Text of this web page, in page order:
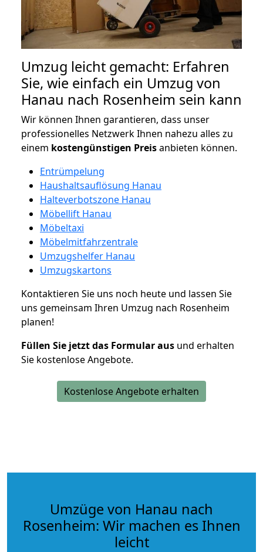
Umzug leicht gemacht: Erfahren
Sie, wie einfach ein Umzug von
Hanau nach Rosenheim sein kann
Wir können Ihnen garantieren, dass unser
professionelles Netzwerk Ihnen nahezu alles zu
einem kostengünstigen Preisanbieten können.
Entrümpelung
Haushaltsauflösung Hanau
Halteverbotszone Hanau
Möbellift Hanau
Möbeltaxi
Möbelmitfahrzentrale
Umzugshelfer Hanau
Umzugskartons
Kontaktieren Sie uns noch heute und lassen Sie
uns gemeinsam Ihren Umzug nach Rosenheim
planen!
Füllen Sie jetzt das Formular aus und erhalten
Sie kostenlose Angebote.
Kostenlose Angebote erhalten
Umzüge von Hanau nach
Rosenheim: Wir machen es Ihnen
leicht